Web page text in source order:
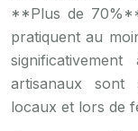
**Plus de
pratiquent au
artisanaux sont
locaux et lors de